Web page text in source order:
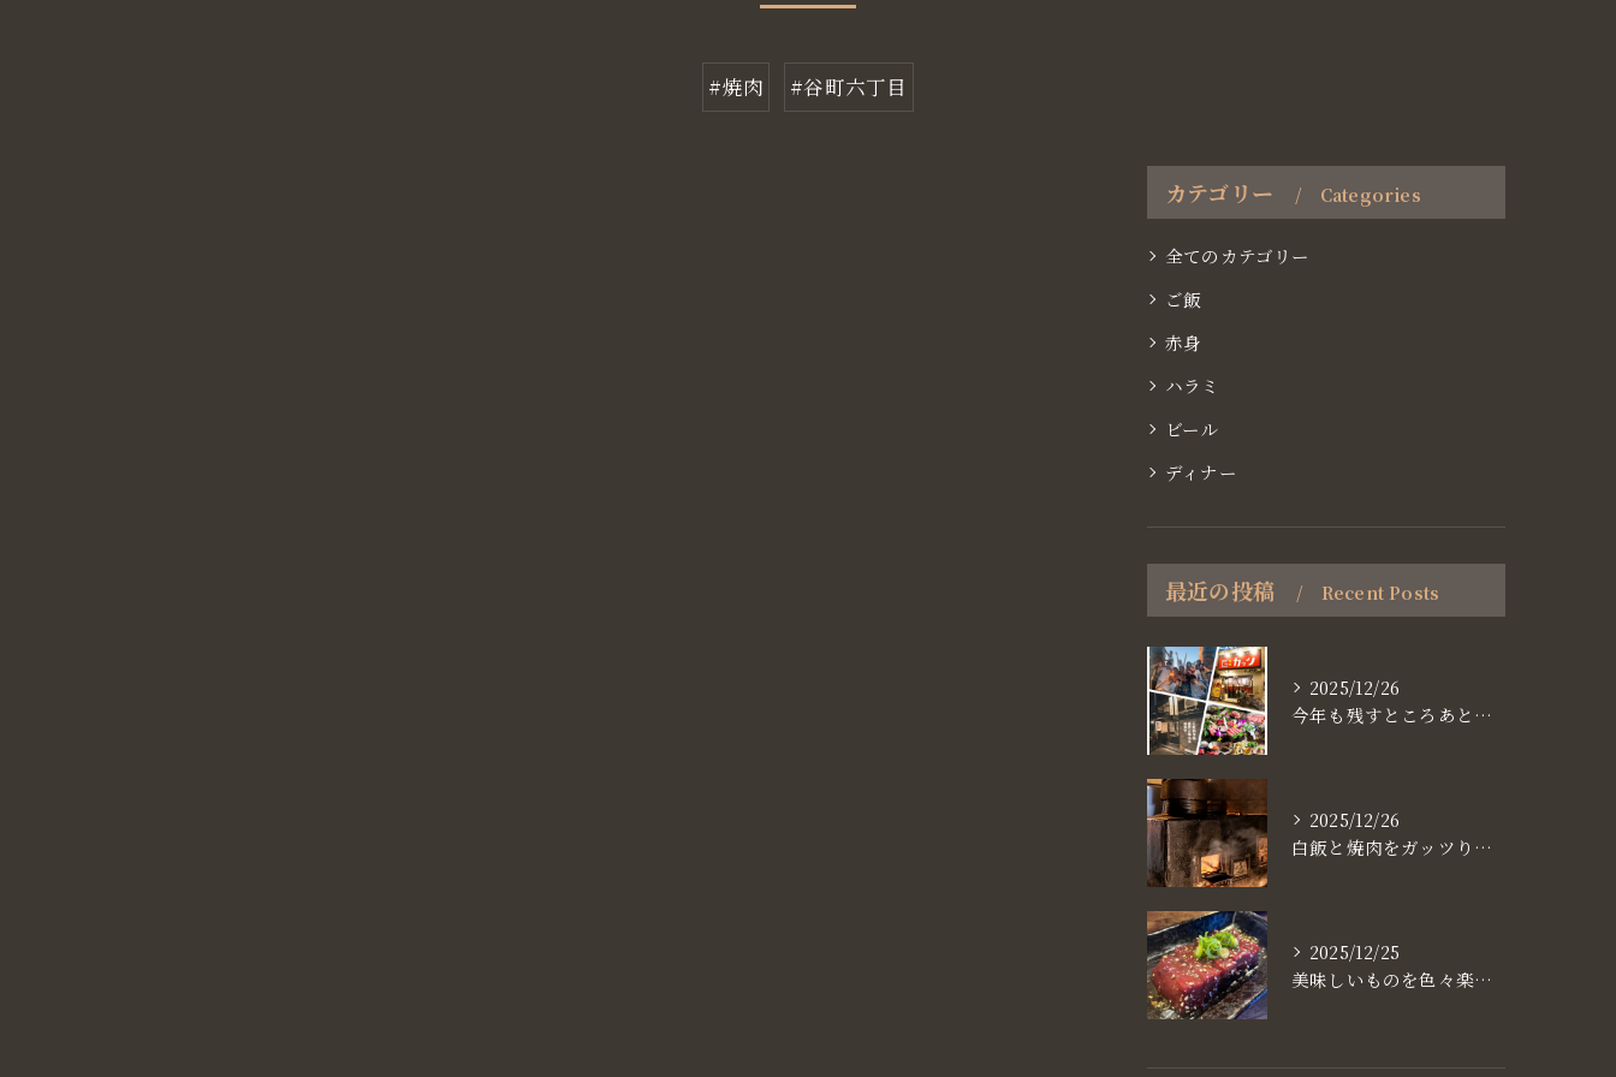
#焼肉 #谷町六丁目
カテゴリー Categories
全てのカテゴリー
ご飯
赤身
ハラミ
ビール
ディナー
最近の投稿 Recent Posts
2025/12/26
今年も残すところあと、6日。
2025/12/26
白飯と焼肉をガッツり食べたいなら
2025/12/25
美味しいものを色々楽しめるのが #お店で焼肉